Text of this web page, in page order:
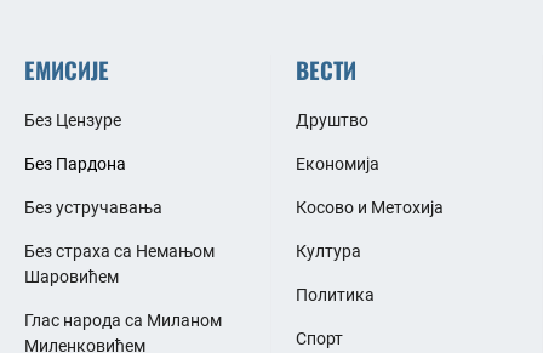
ЕМИСИЈЕ
Без Цензуре
Без Пардона
Без устручавања
Без страха са Немањом
Шаровићем
Глас народа са Миланом
Миленковићем
ВЕСТИ
Друштво
Економија
Косово и Метохија
Култура
Политика
Спорт